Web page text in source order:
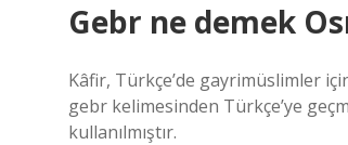
Gebr ne demek
Kâfir, Türkçe’de gayrimüslimler
gebr kelimesinden Türkçe’ye
kullanılmıştır.